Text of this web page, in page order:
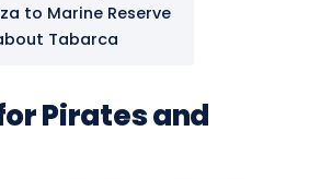
to Marine Reserve
Tabarca
Pirates and